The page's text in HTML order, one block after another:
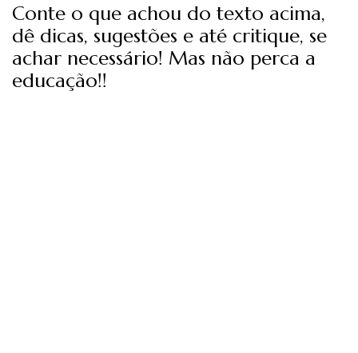
Conte o que achou do texto acima,
dê dicas, sugestões e até critique, se
achar necessário! Mas não perca a
educação!!